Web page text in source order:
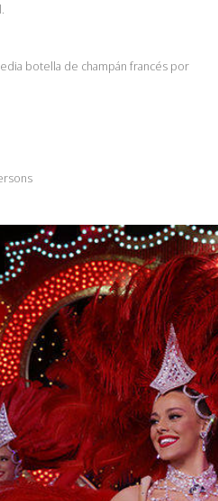
botella de champán francés por